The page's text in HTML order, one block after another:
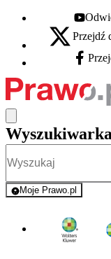
Youtube -
X - otwiera się w
Przejdź
Facebook
Moje Prawo.pl
- rejestracja i